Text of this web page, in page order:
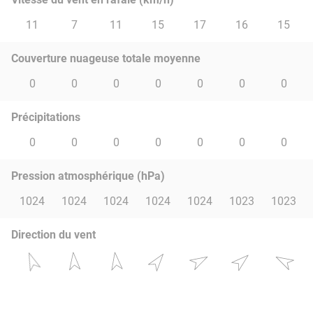
11
7 11 15 17 16 15
Couverture nuageuse totale moyenne
0
0 0 0 0 0 0
Précipitations
0
0 0 0 0 0 0
Pression atmosphérique (hPa)
1024
1024 1024 1024 1024 1023 1023
Direction du vent